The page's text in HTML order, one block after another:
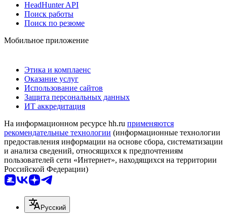
HeadHunter API
Поиск работы
Поиск по резюме
Мобильное приложение
Этика и комплаенс
Оказание услуг
Использование сайтов
Защита персональных данных
ИТ аккредитация
На информационном ресурсе hh.ru применяются
рекомендательные технологии (информационные технологии
предоставления информации на основе сбора, систематизации
и анализа сведений, относящихся к предпочтениям
пользователей сети «Интернет», находящихся на территории
Российской Федерации)
Русский